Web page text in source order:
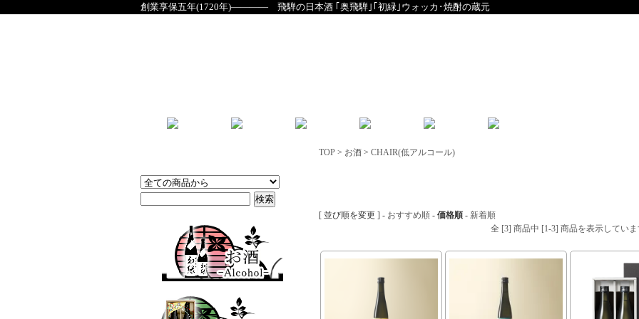
創業享保五年(1720年)―――― 飛騨の日本酒 ｢奥飛騨｣｢初緑｣ウォッカ･焼酎の蔵元
TOP > お酒 > CHAIR(低アルコール)
[ 並び順を変更 ] - おすすめ順 - 価格順 - 新着順
全 [3] 商品中 [1-3] 商品を表示してい